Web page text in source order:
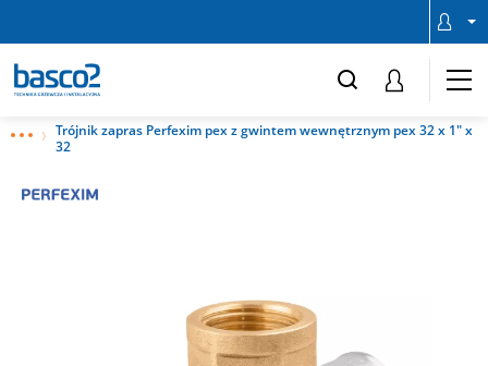
Trójnik zapras Perfexim pex z gwintem wewnętrznym pex 32 x 1" x
32